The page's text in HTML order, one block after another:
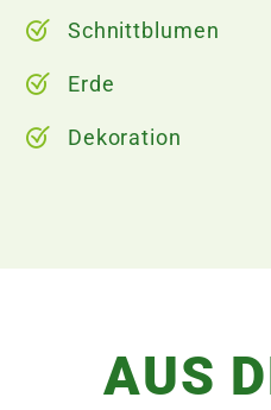
Schnittblumen
Erde
Dekoration
AUS